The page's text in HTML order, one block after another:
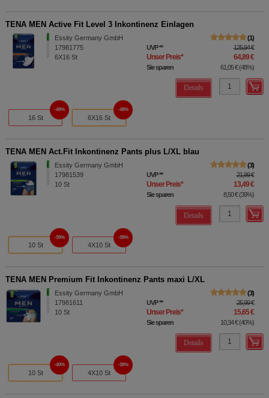
TENA MEN Active Fit Level 3 Inkontinenz Einlagen
Essity Germany GmbH
17981775
6X16 St
1
UVP** 125,94 €
Unser Preis* 64,89 €
Sie sparen 61,05 €(48%)
Details
16 St
49%
6X16 St
48%
TENA MEN Act.Fit Inkontinenz Pants plus L/XL blau
Essity Germany GmbH
17981539
10 St
3
UVP** 21,99 €
Unser Preis* 13,49 €
Sie sparen 8,50 €(39%)
Details
10 St
39%
4X10 St
39%
TENA MEN Premium Fit Inkontinenz Pants maxi L/XL
Essity Germany GmbH
17981611
10 St
3
UVP** 25,99 €
Unser Preis* 15,65 €
Sie sparen 10,34 €(40%)
Details
10 St
40%
4X10 St
38%